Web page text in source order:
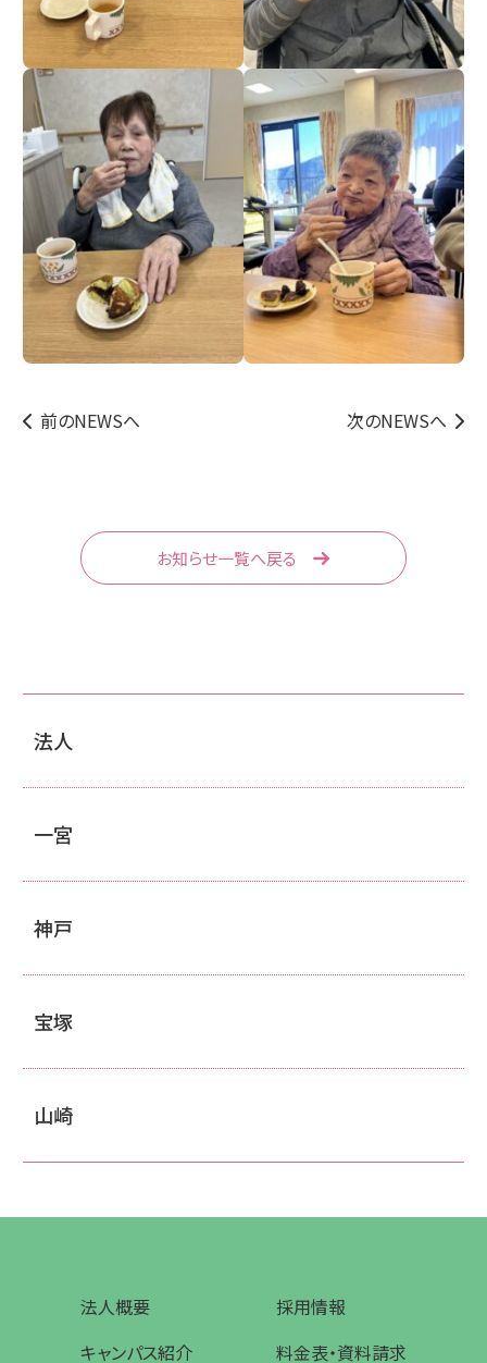
前のNEWSへ 次のNEWSへ
お知らせ一覧へ戻る
法人
一宮
神戸
宝塚
山崎
法人概要
キャンパス紹介
採用情報
料金表・資料請求